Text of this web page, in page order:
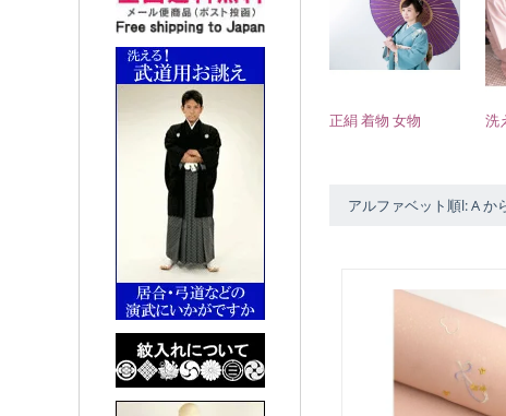
正絹 着物 女物 洗
アルファベット順l: A か